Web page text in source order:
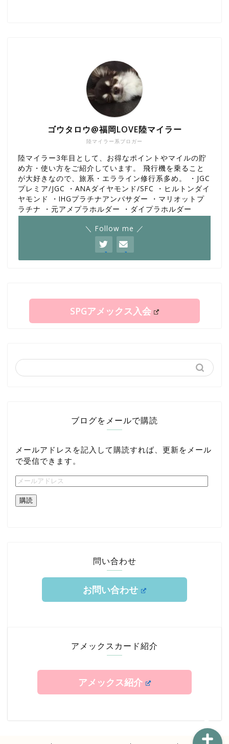
陸マイラー系ブロガー
ゴウタロウ@福岡LOVE陸マイラー
陸マイラー3年目として、お得なポイントやマイルの貯
め方・使い方をご紹介しています。 飛行機を乗ること
が大好きなので、旅系・エラライン修行系多め。 ・JGC
プレミア/JGC ・ANAダイヤモンド/SFC ・ヒルトンダイ
ヤモンド ・IHGプラチナアンバサダー ・マリオットプ
ラチナ ・元アメプラホルダー ・ダイプラホルダー
＼ Follow me ／
SPGアメックス入会
ブログをメールで購読
メールアドレスを記入して購読すれば、更新をメール
で受信できます。
購読
問い合わせ
お問い合わせ
アメックスカード紹介
アメックス紹介
エアライン修行